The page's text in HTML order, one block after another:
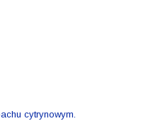
cytrynowym.